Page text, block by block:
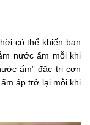
có thể khiến bạn
nước ấm mỗi khi
ấm” đặc trị cơn
áp trở lại mỗi khi